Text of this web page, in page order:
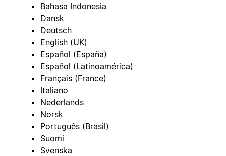
Bahasa Indonesia
Dansk
Deutsch
English (UK)
Español (España)
Español (Latinoamérica)
Français (France)
Italiano
Nederlands
Norsk
Português (Brasil)
Suomi
Svenska